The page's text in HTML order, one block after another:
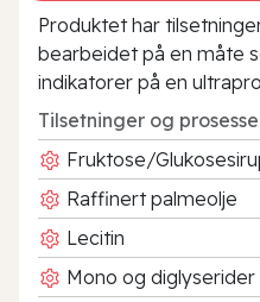
Produktet har
bearbeidet på en måte
indikatorer på en
Tilsetninger og
Fruktose/
Raffinert palmeolje
Lecitin
Mono og